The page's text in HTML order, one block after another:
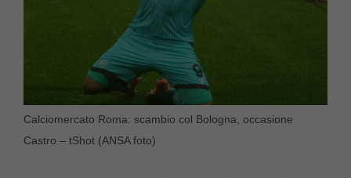
Calciomercato Roma: scambio col Bologna, occasione
Castro – tShot (ANSA foto)